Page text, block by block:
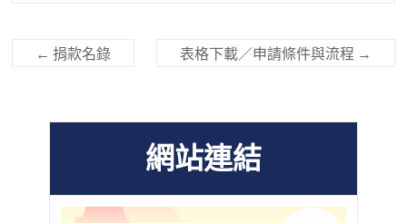
← 捐款名錄 表格下載／申請條件與流程 →
網站連結